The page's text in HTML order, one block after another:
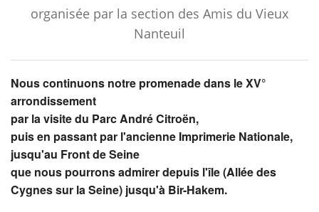
Boutique
organisée par la section des Amis du Vieux
Nanteuil
Nous continuons notre promenade dans le XV°
arrondissement
par la visite du Parc André Citroën,
puis en passant par l'ancienne Imprimerie Nationale,
jusqu'au Front de Seine
que nous pourrons admirer depuis l'île (Allée des
Cygnes sur la Seine) jusqu'à Bir-Hakem.